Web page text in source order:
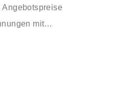
mit
sinken: